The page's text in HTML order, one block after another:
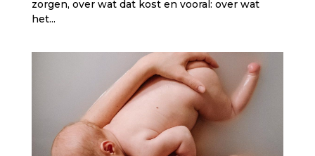
zorgen, over wat dat kost en vooral: over wat
het...